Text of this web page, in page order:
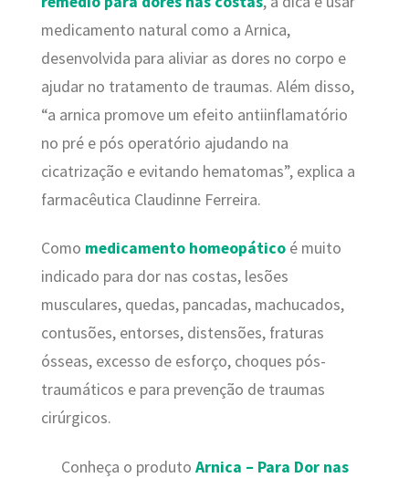
medicamento natural como a Arnica,
desenvolvida para aliviar as dores no corpo e
ajudar no tratamento de traumas. Além disso,
“a arnica promove um efeito antiinflamatório
no pré e pós operatório ajudando na
cicatrização e evitando hematomas”, explica a
farmacêutica Claudinne Ferreira.
Como medicamento homeopáticoé muito
indicado para dor nas costas, lesões
musculares, quedas, pancadas, machucados,
contusões, entorses, distensões, fraturas
ósseas, excesso de esforço, choques pós-
traumáticos e para prevenção de traumas
cirúrgicos.
Conheça o produto Arnica – Para Dor nas